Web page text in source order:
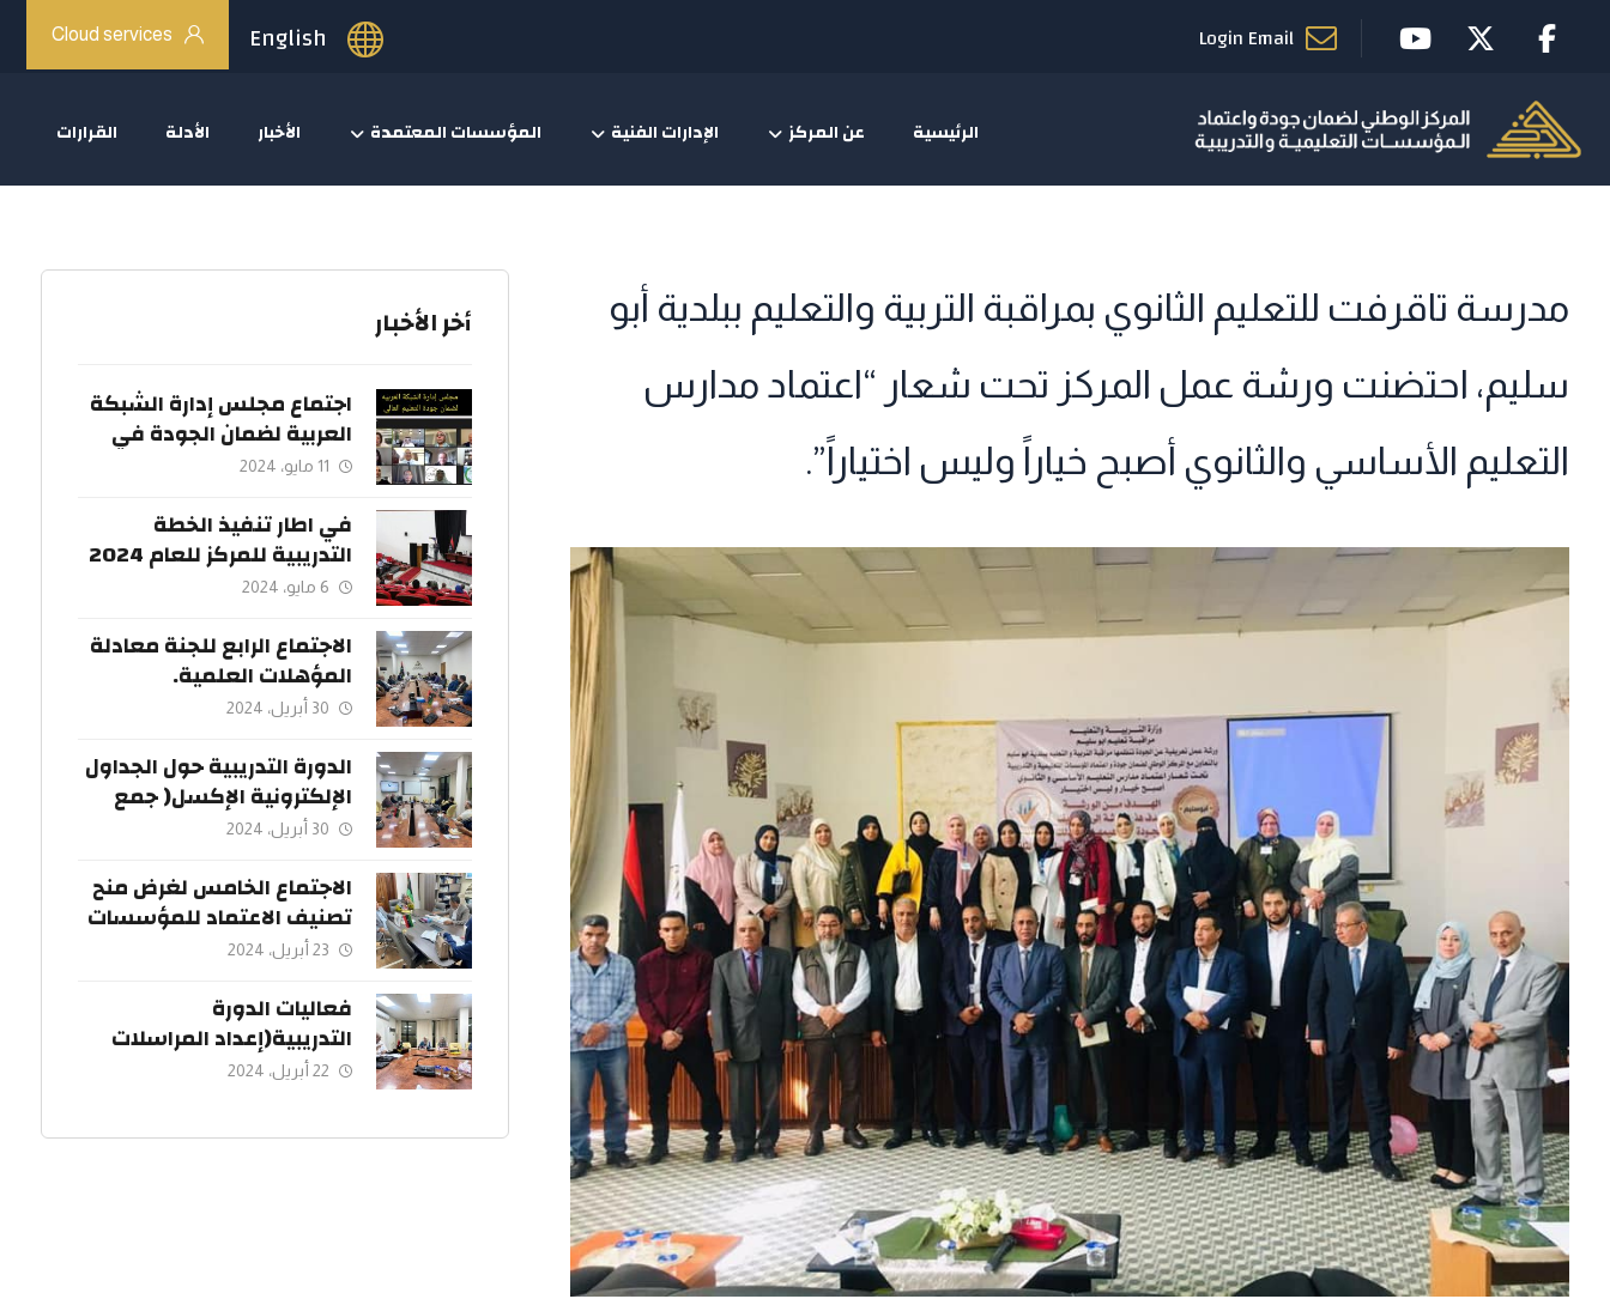
Login Email
Cloud services English
الرئيسية عن المركز الإدارات الفنية المؤسسات المعتمدة الأخبار الأدلة القرارات
مدرسة تاقرفت للتعليم الثانوي بمراقبة التربية والتعليم ببلدية أبو
سليم، احتضنت ورشة عمل المركز تحت شعار “اعتماد مدارس
التعليم الأساسي والثانوي أصبح خياراً وليس اختياراً”.
أخر الأخبار
اجتماع مجلس إدارة الشبكة
العربية لضمان الجودة في
التعليم العالي.
11 مايو، 2024
في اطار تنفيذ الخطة
التدريبية للمركز للعام 2024
وباستضافة كريمة من
6 مايو، 2024
الاجتماع الرابع للجنة معادلة
المؤهلات العلمية.
30 أبريل، 2024
الدورة التدريبية حول الجداول
الإلكترونية الإكسل( جمع
البيانات).
30 أبريل، 2024
الاجتماع الخامس لغرض منح
تصنيف الاعتماد للمؤسسات
التعليمية.
23 أبريل، 2024
فعاليات الدورة
التدريبية(إعداد المراسلات
الرسمية و صياغةمحاضر
22 أبريل، 2024